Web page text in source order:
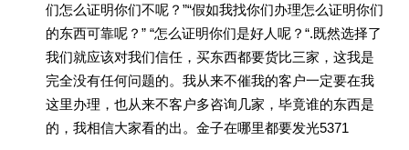
们怎么证明你们不呢？”“假如我找你们办理怎么证明你们
的东西可靠呢？” “怎么证明你们是好人呢？“.既然选择了
我们就应该对我们信任，买东西都要货比三家，这我是
完全没有任何问题的。我从来不催我的客户一定要在我
这里办理，也从来不客户多咨询几家，毕竟谁的东西是
的，我相信大家看的出。金子在哪里都要发光5371